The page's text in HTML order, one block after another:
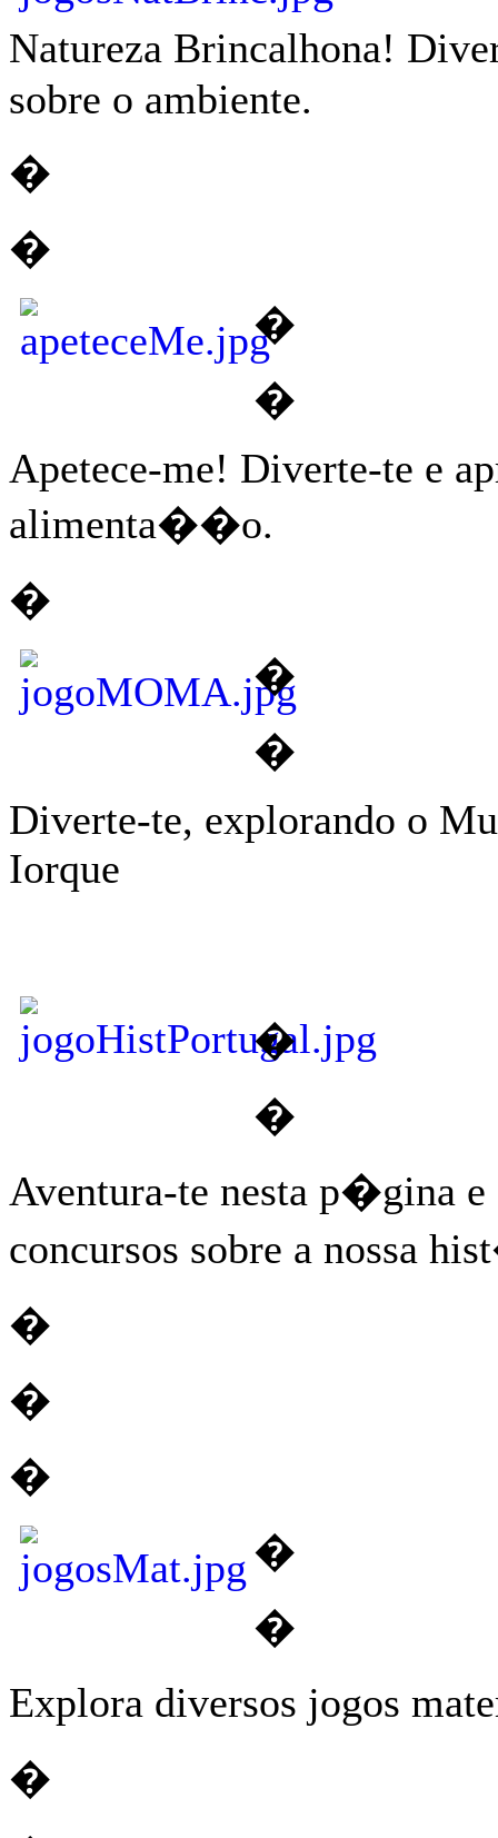
Natureza Brincalhona!
sobre o ambiente.
�
�
�
�
Apetece-me! Diverte-te e
alimenta��o.
�
�
�
Diverte-te, explorando o
Iorque
�
�
Aventura-te nesta p�gina
concursos sobre a nossa
�
�
�
�
�
Explora diversos jogos
�